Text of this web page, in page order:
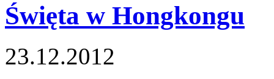
Święta w Hongkongu
23.12.2012